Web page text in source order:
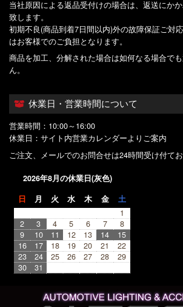
当社原因による返品受付けの場合は、返送にか
致します。
初期不良(商品到着7日間以内)外の故障保証ご対
はお客様でのご負担となります。
商品を加工、分解された場合は如何なる場合で
ん。
休業日・営業時間について
営業時間：10:00～16:00
休業日：サイト内営業カレンダーよりご案内
ご注文、メールでのお問合せは24時間受け付てお
2026年8月の休業日(灰色)
日 月 火 水 木 金 土
1
2
3 4 5 6 7
8
9
10 11 12 13 14
15
16
17 18 19 20 21
22
23
24 25 26 27 28
29
30
31